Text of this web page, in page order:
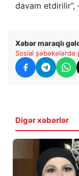
davam etdirilir”,
Xəbər maraqlı
Sosial şəbəkələrdə
Digər xəbərlər